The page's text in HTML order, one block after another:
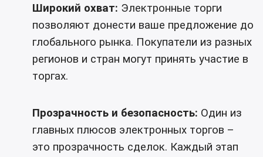
Широкий охват: Электронные торги
позволяют донести ваше предложение до
глобального рынка. Покупатели из разных
регионов и стран могут принять участие в
торгах.
Прозрачность и безопасность: Один из
главных плюсов электронных торгов –
это прозрачность сделок. Каждый этап